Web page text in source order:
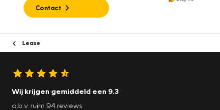
Contact
Lease
Wij krijgen gemiddeld een 9.3
o.b.v. ruim 94 reviews